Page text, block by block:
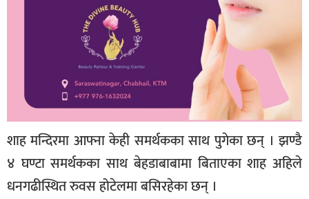
शाह मन्दिरमा आफ्ना केही समर्थकका साथ पुगेका छन् । झण्डै
४ घण्टा समर्थकका साथ बेहडाबाबामा बिताएका शाह अहिले
धनगढीस्थित रुवस होटेलमा बसिरहेका छन् ।